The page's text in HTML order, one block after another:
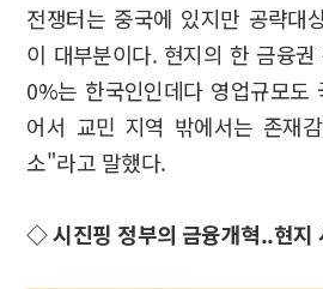
전쟁터는 중국에 있지만 공략대
이 대부분이다. 현지의 한 금융
0%는 한국인인데다 영업규모도
어서 교민 지역 밖에서는 존재
소"라고 말했다.
◇ 시진핑 정부의 금융개혁..현지